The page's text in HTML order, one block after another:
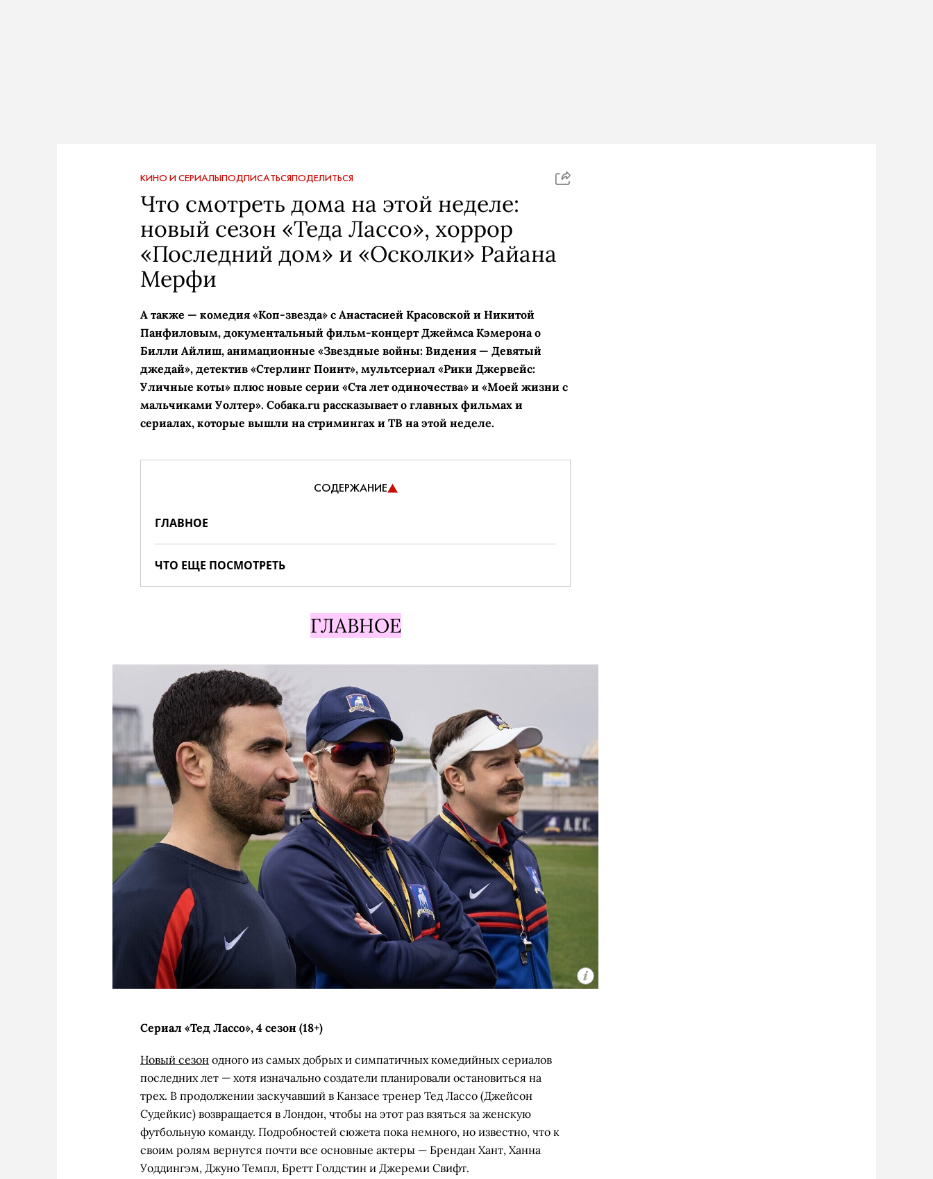
КИНО И СЕРИАЛЫПОДПИСАТЬСЯПОДЕЛИТЬСЯ
Что смотреть дома на этой неделе:
новый сезон «Теда Лассо», хоррор
«Последний дом» и «Осколки» Райана
Мерфи
А также — комедия «Коп-звезда» с Анастасией Красовской и Никитой
Панфиловым, документальный фильм-концерт Джеймса Кэмерона о
Билли Айлиш, анимационные «Звездные войны: Видения — Девятый
джедай», детектив «Стерлинг Поинт», мультсериал «Рики Джервейс:
Уличные коты» плюс новые серии «Ста лет одиночества» и «Моей жизни с
мальчиками Уолтер». Собака.ru рассказывает о главных фильмах и
сериалах, которые вышли на стримингах и ТВ на этой неделе.
СОДЕРЖАНИЕ
ГЛАВНОЕ
ЧТО ЕЩЕ ПОСМОТРЕТЬ
ГЛАВНОЕ
Сериал «Тед Лассо», 4 сезон (18+)
Новый сезон одного из самых добрых и симпатичных комедийных сериалов
последних лет — хотя изначально создатели планировали остановиться на
трех. В продолжении заскучавший в Канзасе тренер Тед Лассо (Джейсон
Судейкис) возвращается в Лондон, чтобы на этот раз взяться за женскую
футбольную команду. Подробностей сюжета пока немного, но известно, что к
своим ролям вернутся почти все основные актеры — Брендан Хант, Ханна
Уоддингэм, Джуно Темпл, Бретт Голдстин и Джереми Свифт.